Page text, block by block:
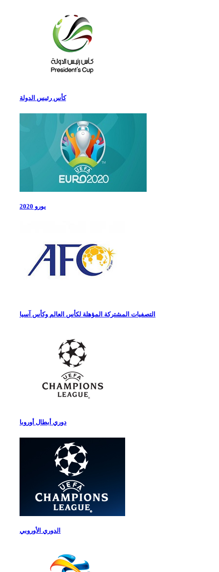
كأس رئيس الدولة
يورو 2020
التصفيات المشتركة المؤهلة لكأس العالم وكأس آسيا
دوري أبطال أوروبا
الدوري الأوروبي